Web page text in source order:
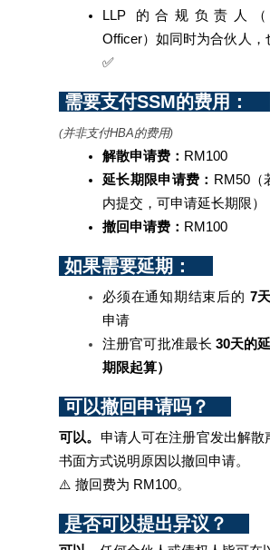
LLP 的合规负责人（
Officer）如同时为合伙人，
✅
需要支付SSM的费用：
(并非支付HBA的费用)
解散申请费： RM100
延长期限申请费： RM50（
内提交，可申请延长期限）
撤回申请费： RM100
如果需要延期：
必须在通知期结束后的 7
申请
注册官可批准最长 30天的
期限起算）
可以撤回申请吗？
可以。 申请人可在注册官发出解散
书面方式说明原因以撤回申请。
⚠️ 撤回费为 RM100。
是否可以提出异议？